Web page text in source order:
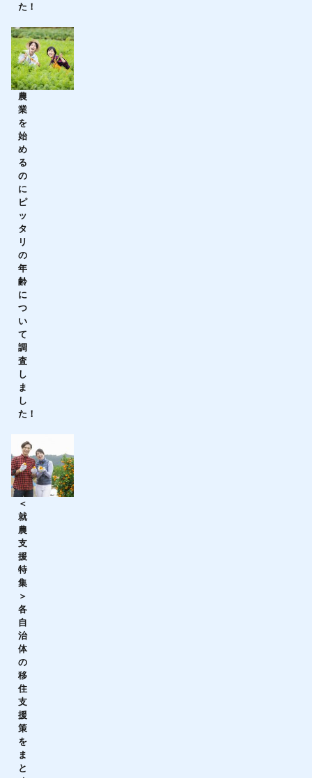
た！
農
業
を
始
め
る
の
に
ピ
ッ
タ
リ
の
年
齢
に
つ
い
て
調
査
し
ま
し
た！
＜
就
農
支
援
特
集
＞
各
自
治
体
の
移
住
支
援
策
を
ま
と